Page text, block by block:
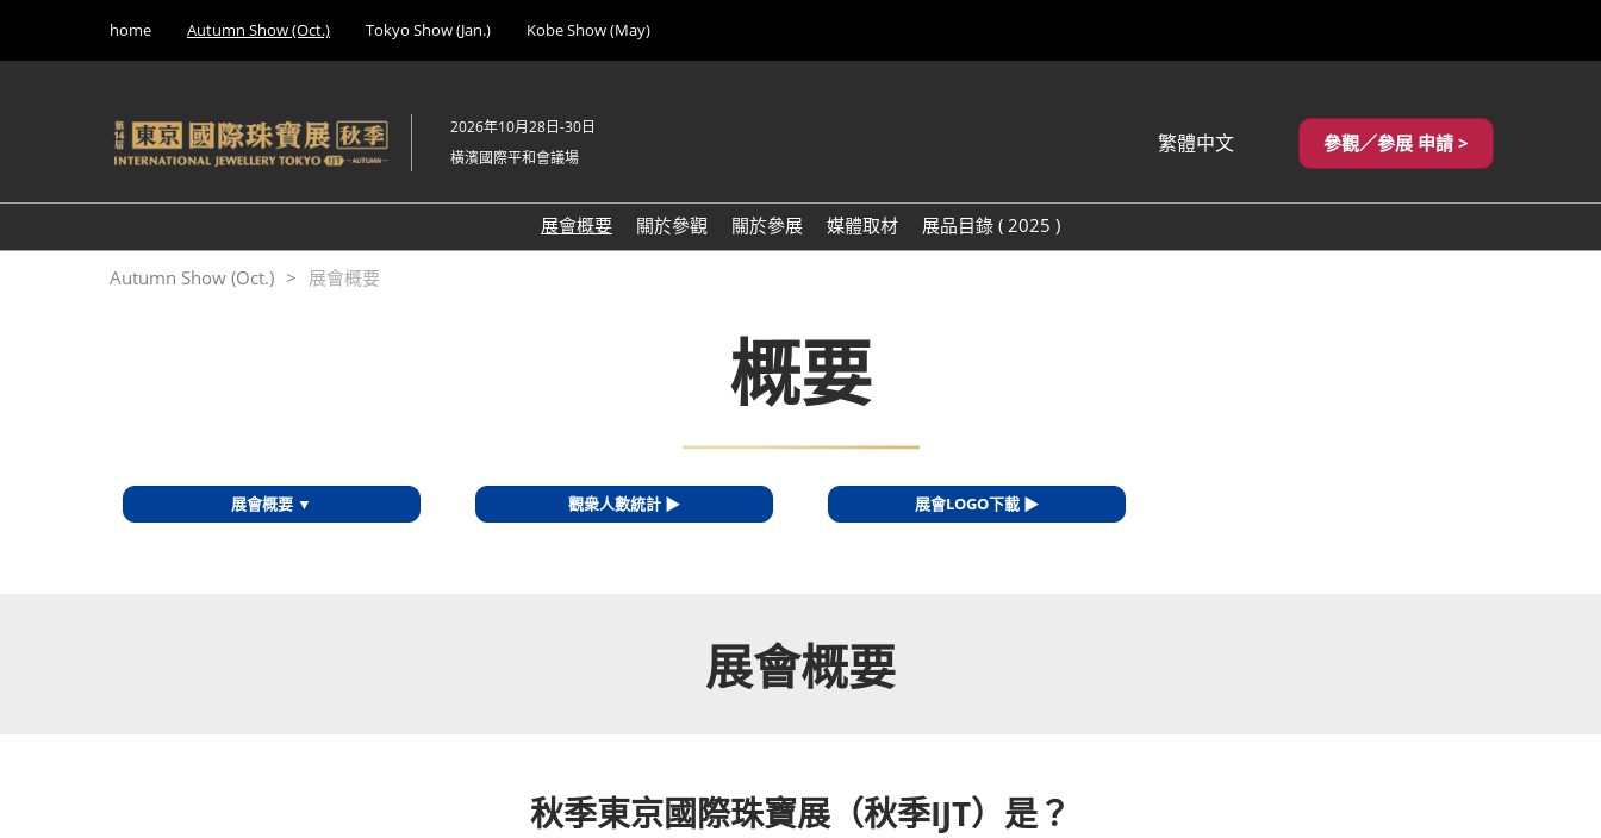
接
至
內
to
home Autumn Show (Oct.) Tokyo Show (Jan.) Kobe Show (May)
2026年10月28日-30日
橫濱國際平和會議場
繁體中文
繁體中文
參觀／參展 申請 >
展會概要 關於參觀 關於參展 媒體取材 展品目錄 ( 2025 )
Autumn Show (Oct.) 展會概要
概要
展會概要 ▼ 觀衆人數統計 ▶ 展會LOGO下載 ▶
展會概要
秋季東京國際珠寶展（秋季IJT）是？